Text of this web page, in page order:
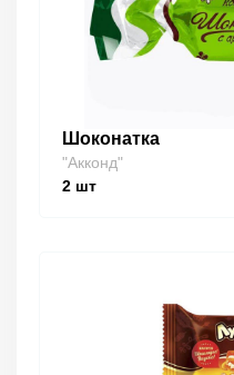
Шоконатка
"Акконд"
2 шт